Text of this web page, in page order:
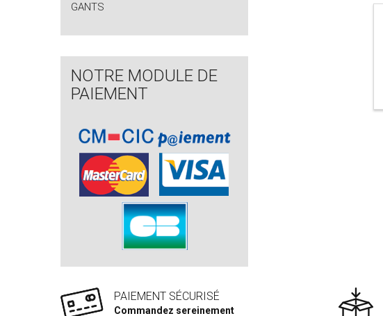
GANTS
NOTRE MODULE DE
PAIEMENT
PAIEMENT SÉCURISÉ
Commandez sereinement